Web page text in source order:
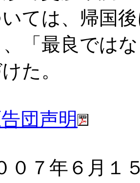
ては、帰国
、「最良では
た。
団声明
０７年６月１